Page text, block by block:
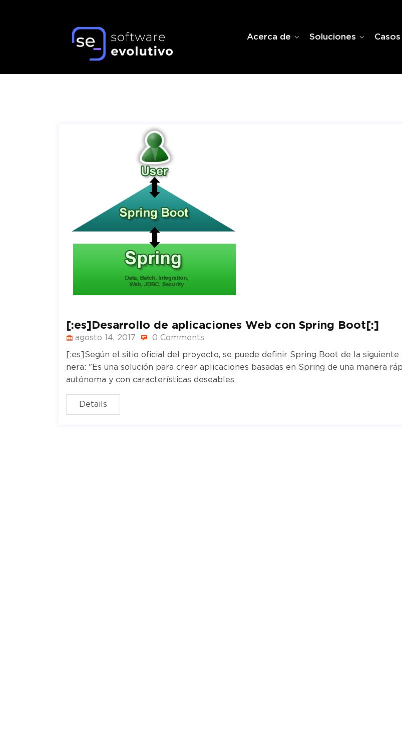
Acerca de Soluciones
[:es]Desarrollo de aplicaciones Web con Spring Boot[:]
agosto 14, 2017 0 Comments
[:es]Según el sitio oficial del proyecto, se puede definir Spring Boot de la siguiente
nera: "Es una solución para crear aplicaciones basadas en Spring de una manera
autónoma y con características deseables
Details